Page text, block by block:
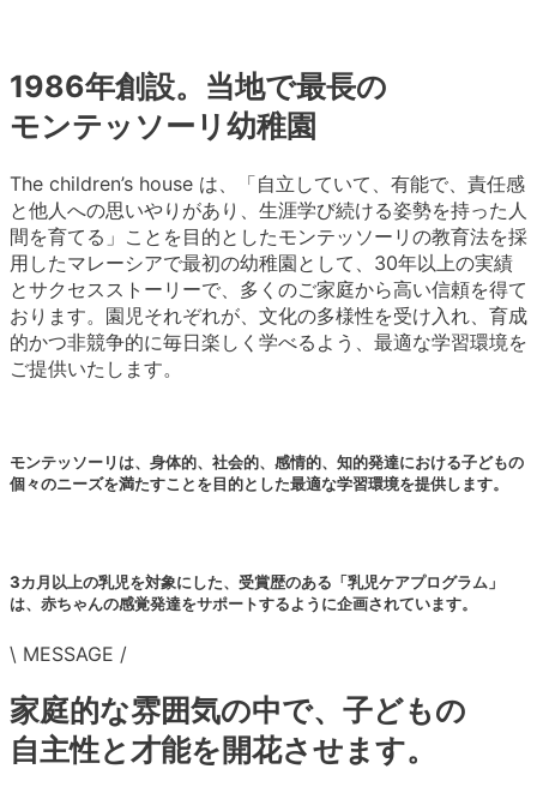
1986年創設。当地で最長の
モンテッソーリ幼稚園
The children’s house は、「自立していて、有能で、責任感
と他人への思いやりがあり、生涯学び続ける姿勢を持った人
間を育てる」ことを目的としたモンテッソーリの教育法を採
用したマレーシアで最初の幼稚園として、30年以上の実績
とサクセスストーリーで、多くのご家庭から高い信頼を得て
おります。園児それぞれが、文化の多様性を受け入れ、育成
的かつ非競争的に毎日楽しく学べるよう、最適な学習環境を
ご提供いたします。
モンテッソーリは、身体的、社会的、感情的、知的発達における子どもの
個々のニーズを満たすことを目的とした最適な学習環境を提供します。
3カ月以上の乳児を対象にした、受賞歴のある「乳児ケアプログラム」
は、赤ちゃんの感覚発達をサポートするように企画されています。
\ MESSAGE /
家庭的な雰囲気の中で、子どもの
自主性と才能を開花させます。